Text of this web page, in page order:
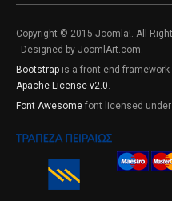
Copyright © 2015 Joomla!. All
- Designed by JoomlArt.com.
Bootstrap is a front-end
Apache License v2.0
Font Awesome font licensed under